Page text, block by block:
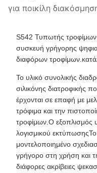
για ποικίλη
S542 Τυπωτής τροφίμων
συσκευή γρήγορης
διαφόρων
Το υλικό συνολικής
σιλικόνης διατροφικής
έρχονται σε επαφή με
τρόφιμα και την
τροφίμων.Ο εξοπλισμός
λογισμικού
μοντελοποιημένο
γρήγορο στη χρήση και
διάφορες ακρίβειες